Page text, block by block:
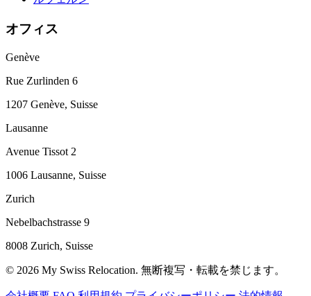
オフィス
Genève
Rue Zurlinden 6
1207 Genève, Suisse
Lausanne
Avenue Tissot 2
1006 Lausanne, Suisse
Zurich
Nebelbachstrasse 9
8008 Zurich, Suisse
© 2026 My Swiss Relocation. 無断複写・転載を禁じます。